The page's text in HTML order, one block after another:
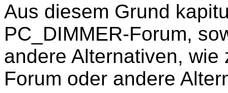
Aus diesem Grund
PC_DIMMER-Forum,
andere Alternativen,
Forum oder andere